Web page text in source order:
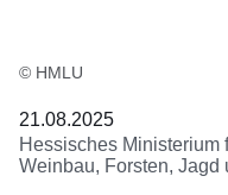
© HMLU
21.08.2025
Hessisches Ministerium
Weinbau, Forsten, Jagd